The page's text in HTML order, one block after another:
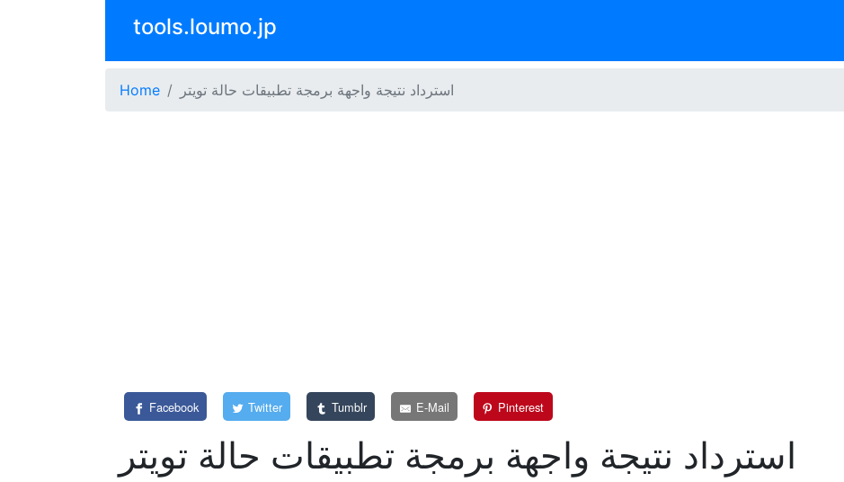
tools.loumo.jp
Home استرداد نتيجة واجهة برمجة تطبيقات حالة تويتر
Facebook Twitter Tumblr E-Mail Pinterest
استرداد نتيجة واجهة برمجة تطبيقات حالة تويتر